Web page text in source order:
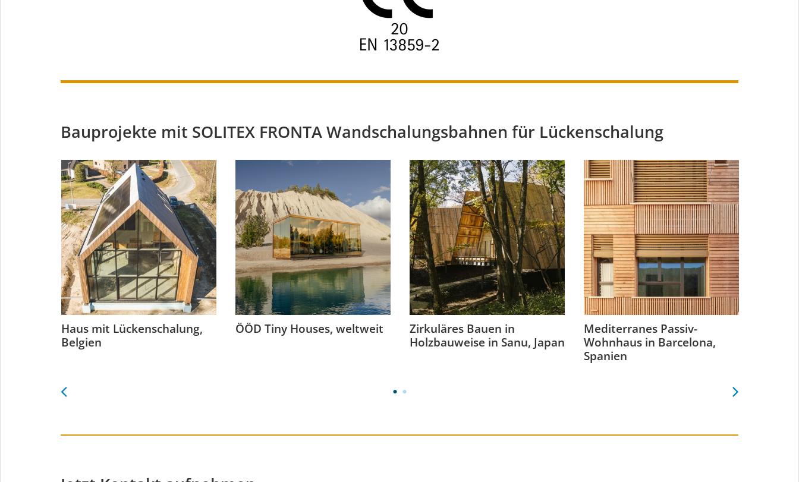
Bauprojekte mit SOLITEX FRONTA Wandschalungsbahnen für Lückenschalung
Haus mit Lückenschalung,
Belgien
ÖÖD Tiny Houses, weltweit
Zirkuläres Bauen in
Holzbauweise in Sanu, Japan
Mediterranes Passiv-
Wohnhaus in Barcelona,
Spanien